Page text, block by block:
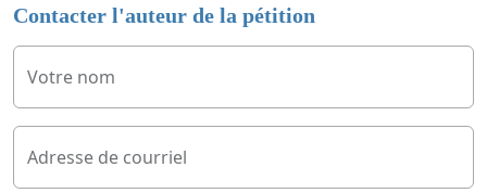
Contacter l'auteur de la pétition
Votre nom
Adresse de courriel